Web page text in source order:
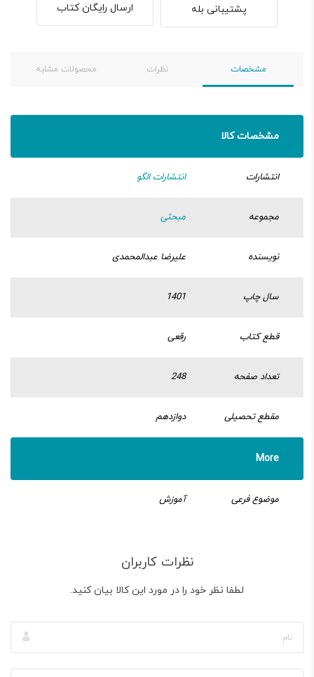
پشتیبانی بله ارسال رایگان کتاب
مشخصات نظرات محصولات مشابه
مشخصات کالا
انتشارات انتشارات الگو
مجموعه مبحثی
نویسنده علیرضا عبدالمحمدی
سال چاپ 1401
قطع کتاب رقعی
تعداد صفحه 248
مقطع تحصیلی دوازدهم
More
موضوع فرعی آموزش
نظرات کاربران
لطفا نظر خود را در مورد این کالا بیان کنید.